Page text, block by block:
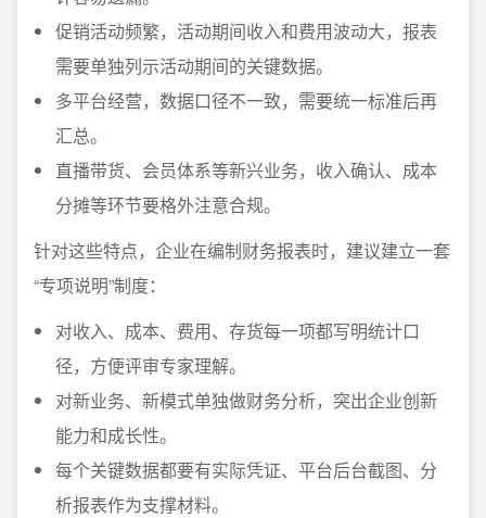
促销活动频繁，活动期间收入和费用波动大，报表
需要单独列示活动期间的关键数据。
多平台经营，数据口径不一致，需要统一标准后再
汇总。
直播带货、会员体系等新兴业务，收入确认、成本
分摊等环节要格外注意合规。
针对这些特点，企业在编制财务报表时，建议建立一套
“专项说明”制度：
对收入、成本、费用、存货每一项都写明统计口
径，方便评审专家理解。
对新业务、新模式单独做财务分析，突出企业创新
能力和成长性。
每个关键数据都要有实际凭证、平台后台截图、分
析报表作为支撑材料。